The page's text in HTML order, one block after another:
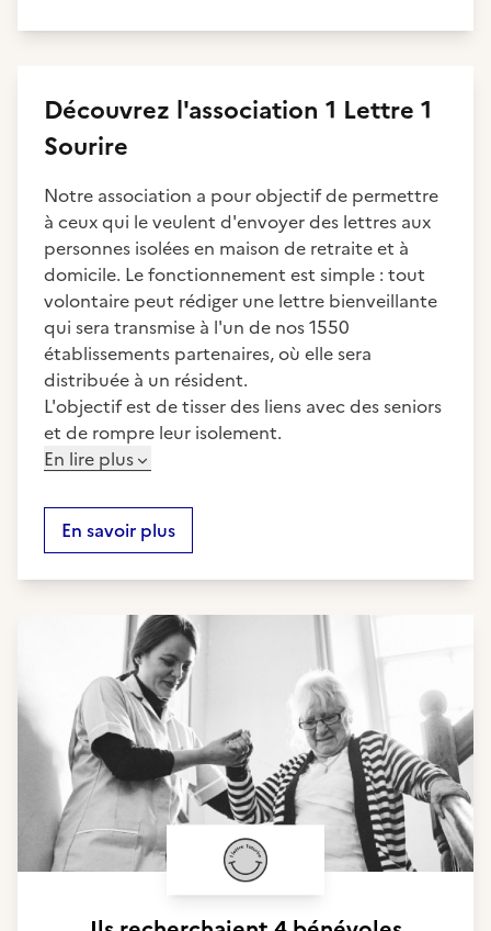
Découvrez l'association 1 Lettre 1
Sourire
Notre association a pour objectif de permettre
à ceux qui le veulent d'envoyer des lettres aux
personnes isolées en maison de retraite et à
domicile. Le fonctionnement est simple : tout
volontaire peut rédiger une lettre bienveillante
qui sera transmise à l'un de nos 1550
établissements partenaires, où elle sera
distribuée à un résident.
L'objectif est de tisser des liens avec des seniors
et de rompre leur isolement.
En lire plus
En savoir plus